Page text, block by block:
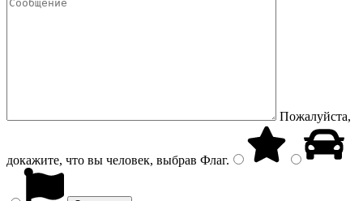
Пожалуйста,
докажите, что вы человек, выбрав Флаг.